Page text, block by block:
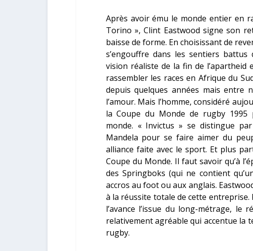
Après avoir ému le monde entier en
Torino », Clint Eastwood signe son
baisse de forme. En choisissant de
s’engouffre dans les sentiers
vision réaliste de la fin de l’apartheid
rassembler les races en Afrique du
depuis quelques années mais entre
l’amour. Mais l’homme, considéré
la Coupe du Monde de rugby
monde. « Invictus » se distingue
Mandela pour se faire aimer du
alliance faite avec le sport. Et plus
Coupe du Monde. Il faut savoir qu’à
des Springboks (qui ne contient
accros au foot ou aux anglais.
à la réussite totale de cette entreprise.
l’avance l’issue du long-métrage, le
relativement agréable qui accentue la
rugby.